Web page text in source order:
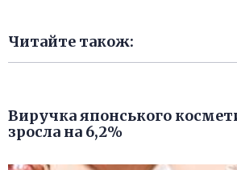
Читайте також:
Виручка японського
зросла на 6,2%